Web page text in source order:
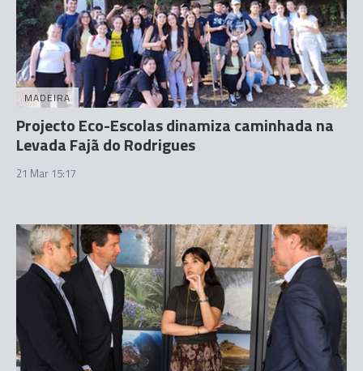
MADEIRA
Projecto Eco-Escolas dinamiza caminhada na
Levada Fajã do Rodrigues
21 Mar 15:17